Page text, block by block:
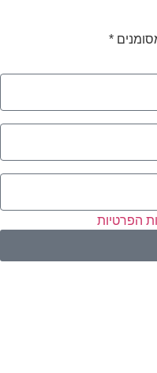
*
הפרטיות